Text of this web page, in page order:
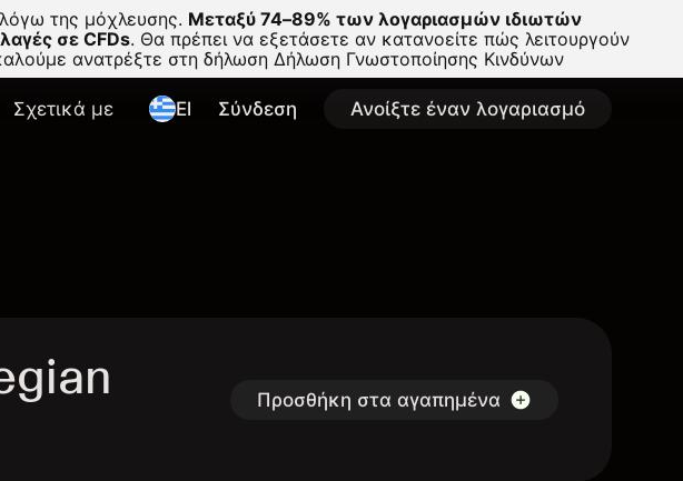
της μόχλευσης. Μεταξύ 74–89% των λογαριασμών ιδιωτών
σε CFDs. Θα πρέπει να εξετάσετε αν κατανοείτε πώς λειτουργούν
ανατρέξτε στη δήλωση Δήλωση Γνωστοποίησης Κινδύνων
Σχετικά με El Σύνδεση Ανοίξτε έναν λογαριασμό
Προσθήκη στα αγαπημένα